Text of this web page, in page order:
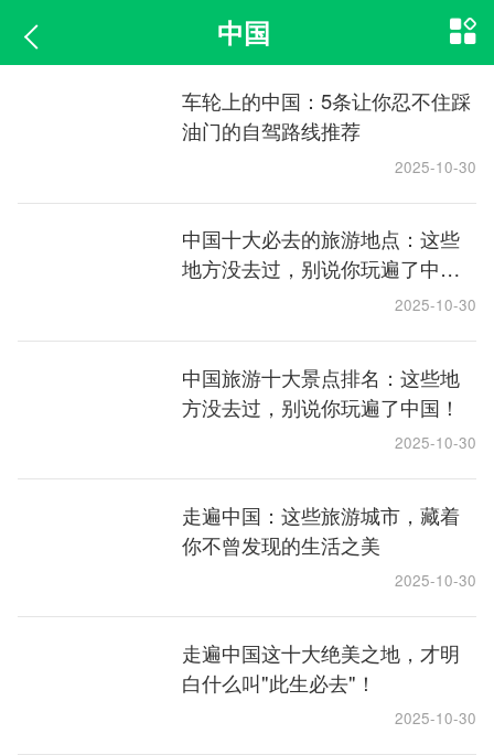
中国
车轮上的中国：5条让你忍不住踩
油门的自驾路线推荐
2025-10-30
中国十大必去的旅游地点：这些
地方没去过，别说你玩遍了中
2025-10-30
中国旅游十大景点排名：这些地
方没去过，别说你玩遍了中国！
2025-10-30
走遍中国：这些旅游城市，藏着
你不曾发现的生活之美
2025-10-30
走遍中国这十大绝美之地，才明
白什么叫"此生必去"！
2025-10-30